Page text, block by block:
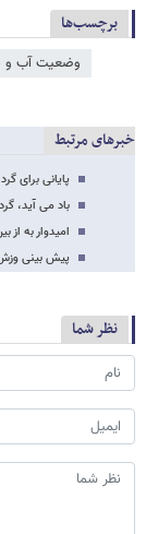
برچسب‌ها
وضعیت آب و
خبرهای مرتبط
پایانی برای
باد می آید،
امیدوار به
پیش بینی وزش باد شدید در 5 استان/
نظر شما